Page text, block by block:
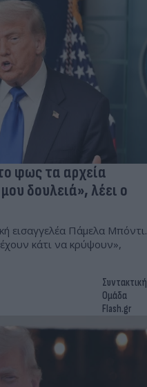
φως τα αρχεία
δουλειά», λέει ο
εισαγγελέα Πάμελα Μπόντι.
κάτι να κρύψουν»,
Συντακτική
Ομάδα
Flash.gr